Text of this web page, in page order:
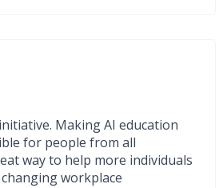
Making AI education
for people from all
way to help more individuals
workplace